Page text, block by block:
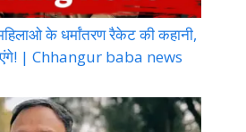
के धर्मांतरण रैकेट की कहानी,
| Chhangur baba news